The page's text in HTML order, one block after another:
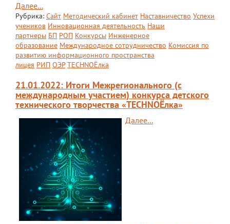
Далее...
Рубрика: Сайт Методический кабинет Наставничество Успехи
учеников Инновационная деятельность Наши
партнеры БП РОП Конкурсы Инженерное
образование Международное сотрудничество Комиссия по
развитию информационного пространства
лицея РИП ОЭР TECHNOЁлка
21.01.2022: Итоги Межрегионального (с
международным участием) конкурса детского
технического творчества «TECHNOЁлка»
Далее...